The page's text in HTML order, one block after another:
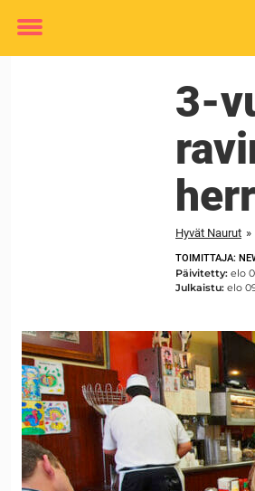
Toggle
3-
Hyvät Naurut »
TOIMITTAJA:
Päivitetty: elo
Julkaistu: elo